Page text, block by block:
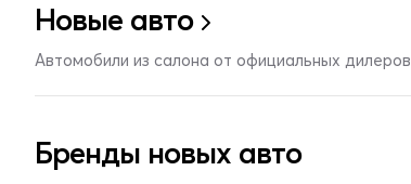
Новые авто
Автомобили из салона от официальных
Бренды новых авто